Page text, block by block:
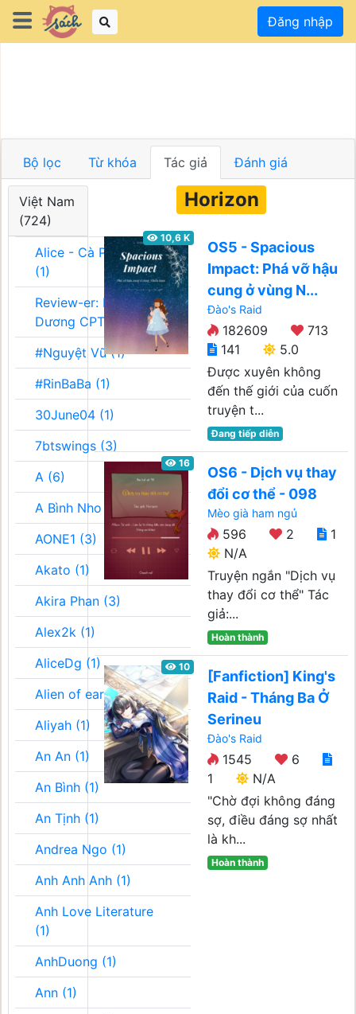
Đăng nhập
Bộ lọc Từ khóa Tác giả Đánh giá
Việt Nam
(724)
Alice - Cà Phê Team
(1)
Review-er: Dương
Dương CPT (1)
#Nguyệt Vũ (1)
#RinBaBa (1)
30June04 (1)
7btswings (3)
A (6)
A Bình Nho (2)
AONE1 (3)
Akato (1)
Akira Phan (3)
Alex2k (1)
AliceDg (1)
Alien of earth (1)
Aliyah (1)
An An (1)
An Bình (1)
An Tịnh (1)
Andrea Ngo (1)
Anh Anh Anh (1)
Anh Love Literature
(1)
AnhDuong (1)
Ann (1)
Horizon
10,6 K
OS5 - Spacious
Impact: Phá vỡ hậu
cung ở vùng N...
Đào's Raid
182609
713
141
5.0
Được xuyên không
đến thế giới của cuốn
truyện t...
Đang tiếp diễn
16
OS6 - Dịch vụ thay
đổi cơ thể - 098
Mèo già ham ngủ
596 2
1
N/A
Truyện ngắn "Dịch vụ
thay đổi cơ thể" Tác
giả:...
Hoàn thành
10
[Fanfiction] King's
Raid - Tháng Ba Ở
Serineu
Đào's Raid
1545
6
1
N/A
"Chờ đợi không đáng
sợ, điều đáng sợ nhất
là kh...
Hoàn thành